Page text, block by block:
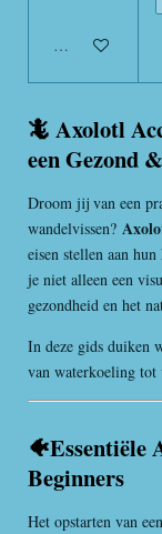
Uitverkocht
🦎 Axolotl
een Gezond
Droom jij van een
wandelvissen?
eisen stellen aan
je niet alleen een
gezondheid en het
In deze gids duiken
van waterkoeling tot
🐠Essentiële
Beginners
Het opstarten van